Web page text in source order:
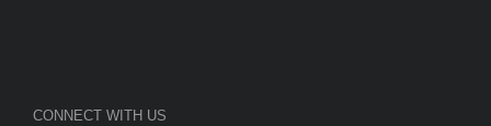
CONNECT WITH US